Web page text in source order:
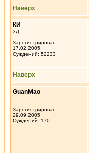
Наверх
КИ
3Д
Зарегистрирован:
17.02.2005
Суждений: 52233
Наверх
GuanMao
Зарегистрирован:
29.09.2005
Суждений: 170